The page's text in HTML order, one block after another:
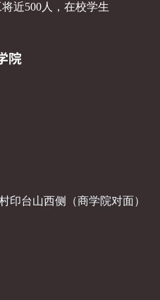
近500人，在校学生
印台山西侧（商学院对面）